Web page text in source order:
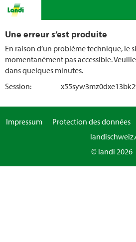
Une erreur s’est produite
En raison d’un problème technique, le
momentanément pas accessible.
dans quelques minutes.
Session:
Impressum Protection des données
© landi 2026